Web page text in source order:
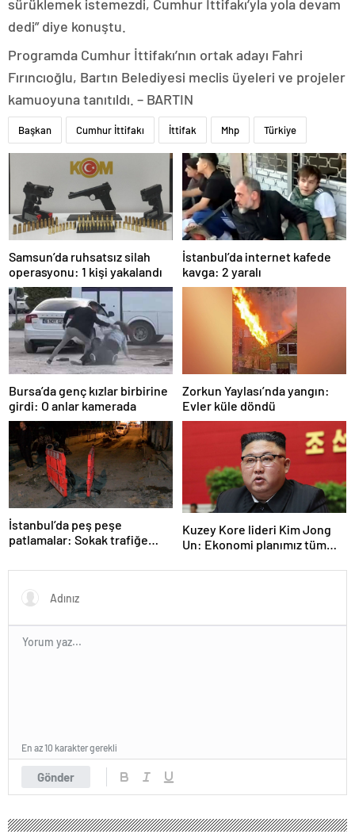
sürüklemek istemezdi, Cumhur İttifakı’yla yola devam
dedi” diye konuştu.
Programda Cumhur İttifakı’nın ortak adayı Fahri
Fırıncıoğlu, Bartın Belediyesi meclis üyeleri ve projeler
kamuoyuna tanıtıldı. – BARTIN
Başkan Cumhur İttifakı İttifak Mhp Türkiye
Samsun’da ruhsatsız silah
operasyonu: 1 kişi yakalandı
İstanbul’da internet kafede
kavga: 2 yaralı
Bursa’da genç kızlar birbirine
girdi: O anlar kamerada
Zorkun Yaylası’nda yangın:
Evler küle döndü
İstanbul’da peş peşe
patlamalar: Sokak trafiğe
Kuzey Kore lideri Kim Jong
Un: Ekonomi planımız tüm
Gönder
En az 10 karakter gerekli